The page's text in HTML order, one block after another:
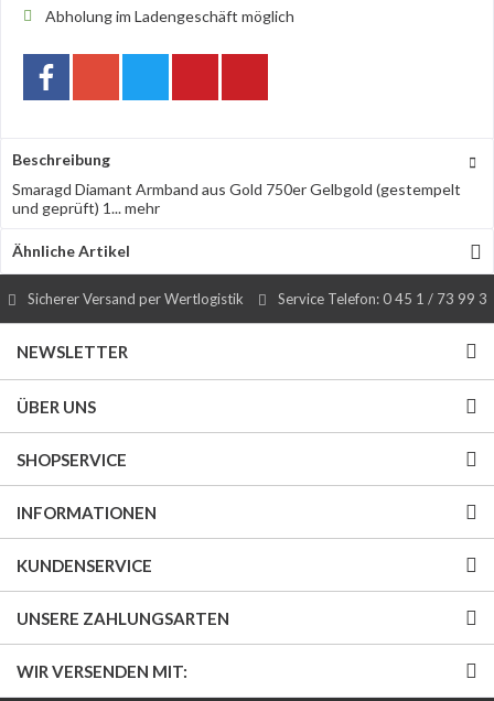
Abholung im Ladengeschäft möglich
Beschreibung
Smaragd Diamant Armband aus Gold 750er Gelbgold (gestempelt
und geprüft) 1...mehr
Ähnliche Artikel
Sicherer Versand per Wertlogistik Service Telefon: 0 45 1 / 73 99 3
NEWSLETTER
ÜBER UNS
SHOPSERVICE
INFORMATIONEN
KUNDENSERVICE
UNSERE ZAHLUNGSARTEN
WIR VERSENDEN MIT: